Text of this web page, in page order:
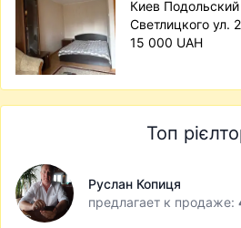
Киев
Светлицкого ул.
15 000 UAH
Топ
Руслан Копиця
предлагает к продаже: